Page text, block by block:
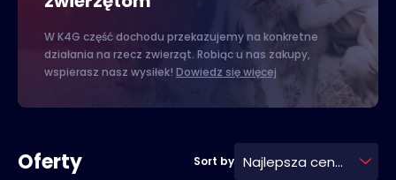
W K4G część dochodu przekazujemy na konkretne
działania na rzecz zwierząt. Robiąc u nas zakupy,
wspierasz nasz wysiłek! Dowiedz się więcej
Oferty Sort by Najlepsza cena